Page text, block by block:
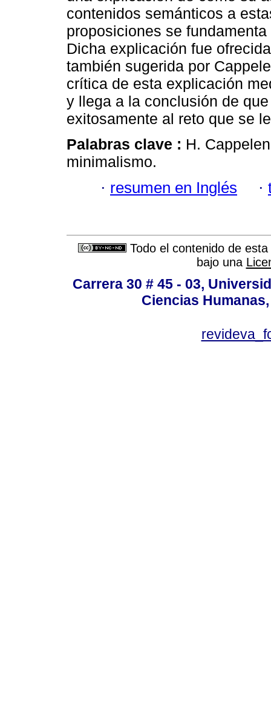
contenidos semánticos a
proposiciones se
Dicha explicación fue
también sugerida por
crítica de esta explicación
y llega a la conclusión de
exitosamente al reto que se
Palabras clave : H.
minimalismo.
· resumen en Inglés ·
Todo el contenido de
bajo una
Carrera 30 # 45 - 03,
Ciencias